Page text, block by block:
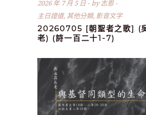
2026 年 7 月 5 日 by志恩
主日證道, 其他分類, 影音文字
20260705 [朝聖者之歌] (
老) (詩一百二十1-7)